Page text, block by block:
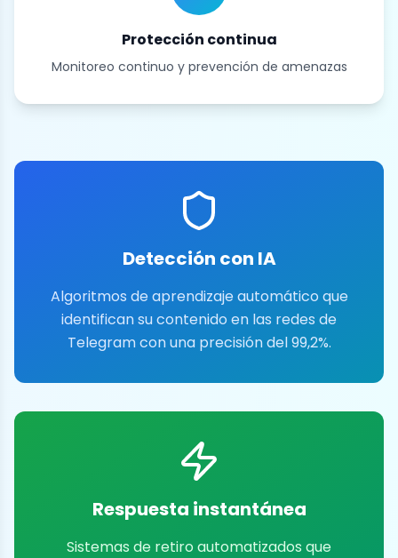
Protección continua
Monitoreo continuo y prevención de amenazas
Detección con IA
Algoritmos de aprendizaje automático que
identifican su contenido en las redes de
Telegram con una precisión del 99,2%.
Respuesta instantánea
Sistemas de retiro automatizados que